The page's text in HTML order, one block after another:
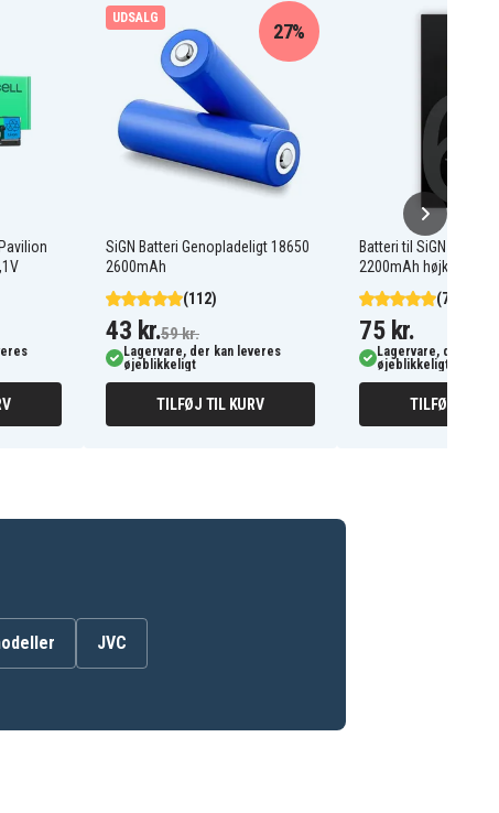
UDSALG
SiGN Batteri Genopladeligt 18650
2600mAh
(112)
27%
43 kr.59 kr.
Lagervare, der kan leveres
øjeblikkeligt
TILFØJ TIL KURV
Batteri til SiGN iPhone
2200mAh
(77)
75 kr.
Lagervare, der kan
øjeblikkeligt
TILFØJ TIL
JVC